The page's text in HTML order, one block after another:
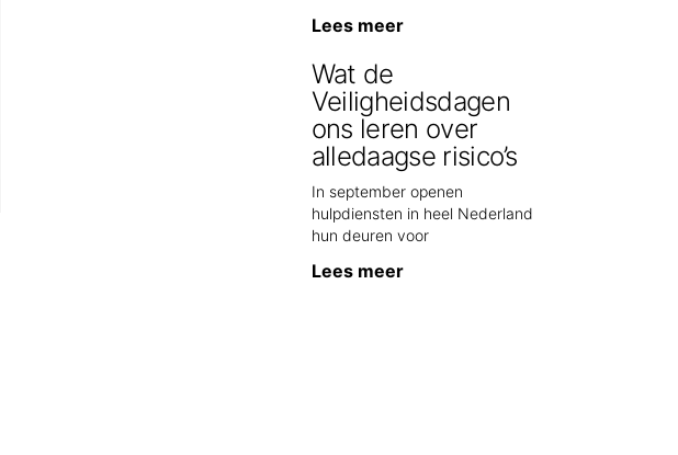
Lees meer
Wat de
Veiligheidsdagen
ons leren over
alledaagse risico’s
In september openen
hulpdiensten in heel Nederland
hun deuren voor
Lees meer